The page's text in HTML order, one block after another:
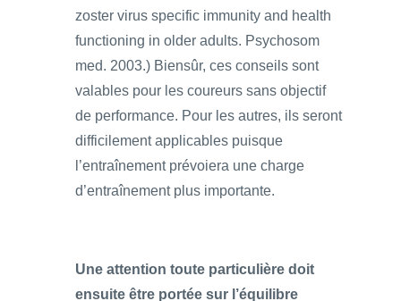
zoster virus specific immunity and health
functioning in older adults. Psychosom
med. 2003.) Biensûr, ces conseils sont
valables pour les coureurs sans objectif
de performance. Pour les autres, ils seront
difficilement applicables puisque
l’entraînement prévoiera une charge
d’entraînement plus importante.
Une attention toute particulière doit
ensuite être portée sur l’équilibre